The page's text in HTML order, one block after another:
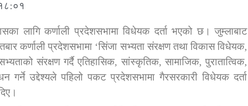
सुचना कार्यक्रम कार्यान्वयन एकाई जुम्लाको सुचना
लागि कर्णाली प्रदेशसभामा विधेयक दर्ता भएको छ। जुम्लाबाट
कर्णाली प्रदेशसभामा ‘सिंजा सभ्यता संरक्षण तथा विकास विधेयक,
संरक्षण गर्दै एतिहासिक, सांस्कृतिक, सामाजिक, पुरातात्विक,
गर्ने उद्देश्यले पहिलो पकट प्रदेशसभामा गैरसरकारी विधेयक दर्ता